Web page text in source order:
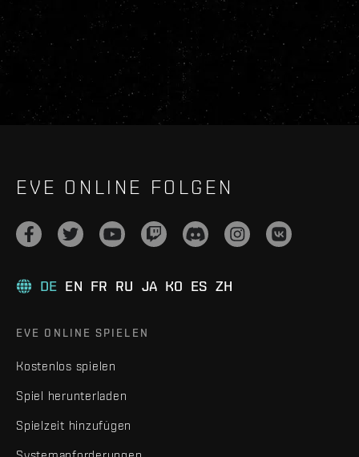
EVE ONLINE FOLGEN
DE EN FR RU JA KO ES ZH
EVE ONLINE SPIELEN
Kostenlos spielen
Spiel herunterladen
Spielzeit hinzufügen